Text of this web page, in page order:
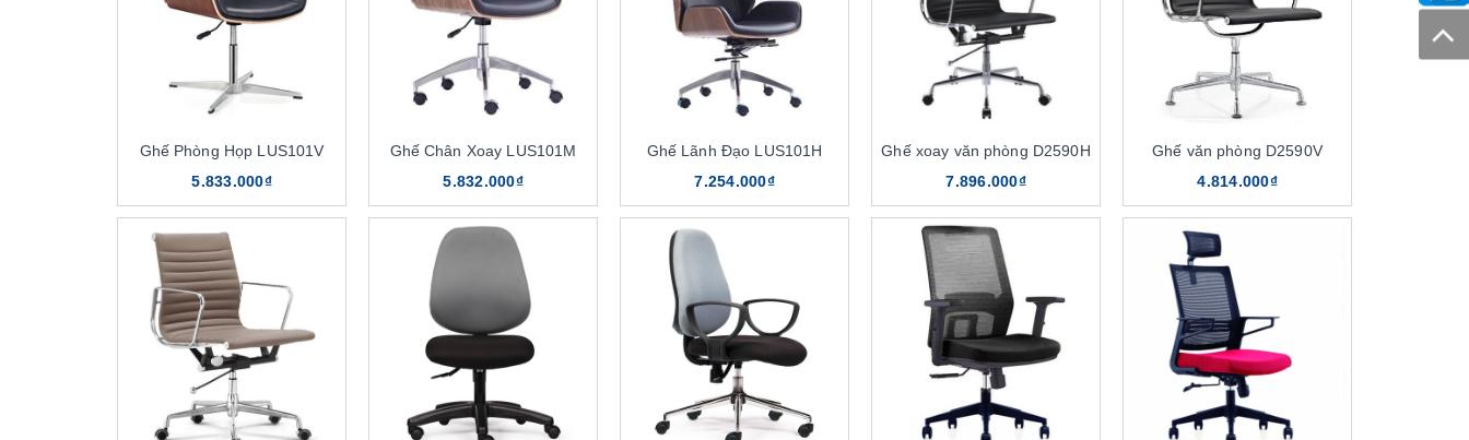
Ghế Phòng Họp LUS101V
5.833.000₫
Ghế Chân Xoay LUS101M
5.832.000₫
Ghế Lãnh Đạo LUS101H
7.254.000₫
Ghế xoay văn phòng D2590H
7.896.000₫
Ghế văn phòng D2590V
4.814.000₫